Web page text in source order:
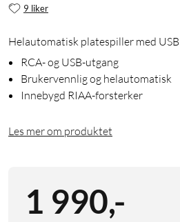
9 liker
Helautomatisk platespiller med USB
RCA- og USB-utgang
Brukervennlig og helautomatisk
Innebygd RIAA-forsterker
Les mer om produktet
1 990,-